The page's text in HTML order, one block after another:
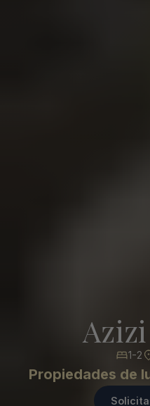
1-2
Propiedades de